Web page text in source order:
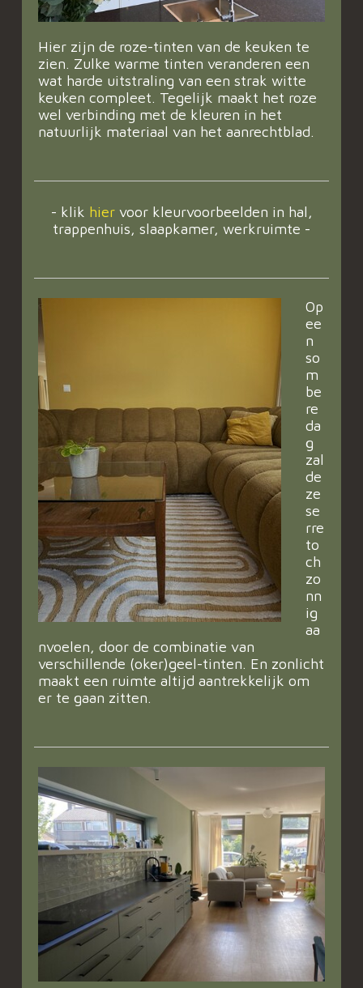
Hier zijn de roze-tinten van de keuken te
zien. Zulke warme tinten veranderen een
wat harde uitstraling van een strak witte
keuken compleet. Tegelijk maakt het roze
wel verbinding met de kleuren in het
natuurlijk materiaal van het aanrechtblad.
- klik hiervoor kleurvoorbeelden in hal,
trappenhuis, slaapkamer, werkruimte -
Op
ee
n
so
m
be
re
da
g
zal
de
ze
se
rre
to
ch
zo
nn
ig
aa
nvoelen, door de combinatie van
verschillende (oker)geel-tinten. En zonlicht
maakt een ruimte altijd aantrekkelijk om
er te gaan zitten.